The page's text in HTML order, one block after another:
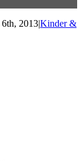
2013|Kinder &